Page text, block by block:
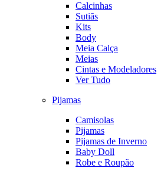
Calcinhas
Sutiãs
Kits
Body
Meia Calça
Meias
Cintas e Modeladores
Ver Tudo
Pijamas
Camisolas
Pijamas
Pijamas de Inverno
Baby Doll
Robe e Roupão